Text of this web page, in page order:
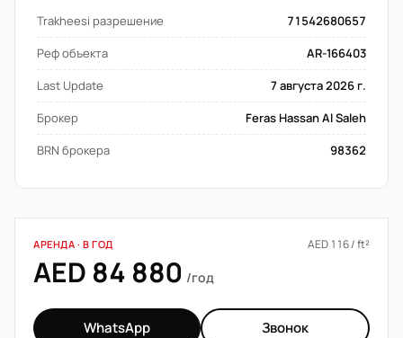
Trakheesi разрешение
71542680657
Реф объекта
AR-166403
Last Update
7 августа 2026 г.
Брокер
Feras Hassan Al Saleh
BRN брокера
98362
АРЕНДА · В ГОД AED 116 / ft²
AED 84 880 /год
WhatsApp Звонок